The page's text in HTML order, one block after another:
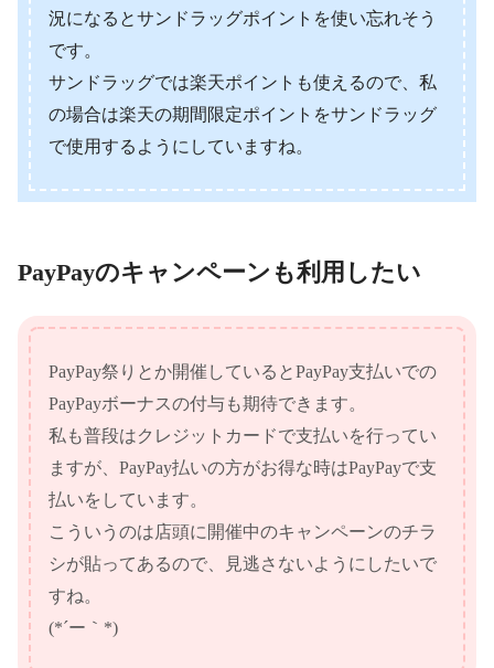
況になるとサンドラッグポイントを使い忘れそう
です。
サンドラッグでは楽天ポイントも使えるので、私
の場合は楽天の期間限定ポイントをサンドラッグ
で使用するようにしていますね。
PayPayのキャンペーンも利用したい
PayPay祭りとか開催しているとPayPay支払いでの
PayPayボーナスの付与も期待できます。
私も普段はクレジットカードで支払いを行ってい
ますが、PayPay払いの方がお得な時はPayPayで支
払いをしています。
こういうのは店頭に開催中のキャンペーンのチラ
シが貼ってあるので、見逃さないようにしたいで
すね。
(*´ー｀*)